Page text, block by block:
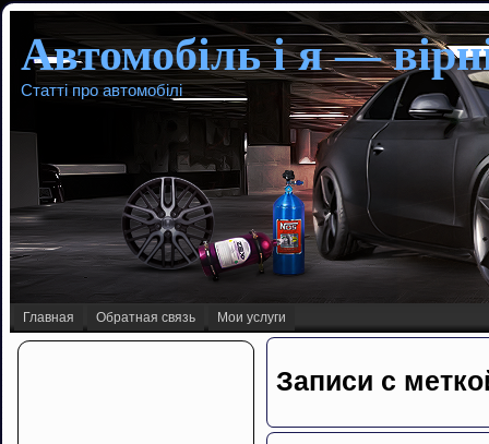
Автомобіль і я —
Статті про автомобілі
Главная Обратная связь Мои услуги
Записи с